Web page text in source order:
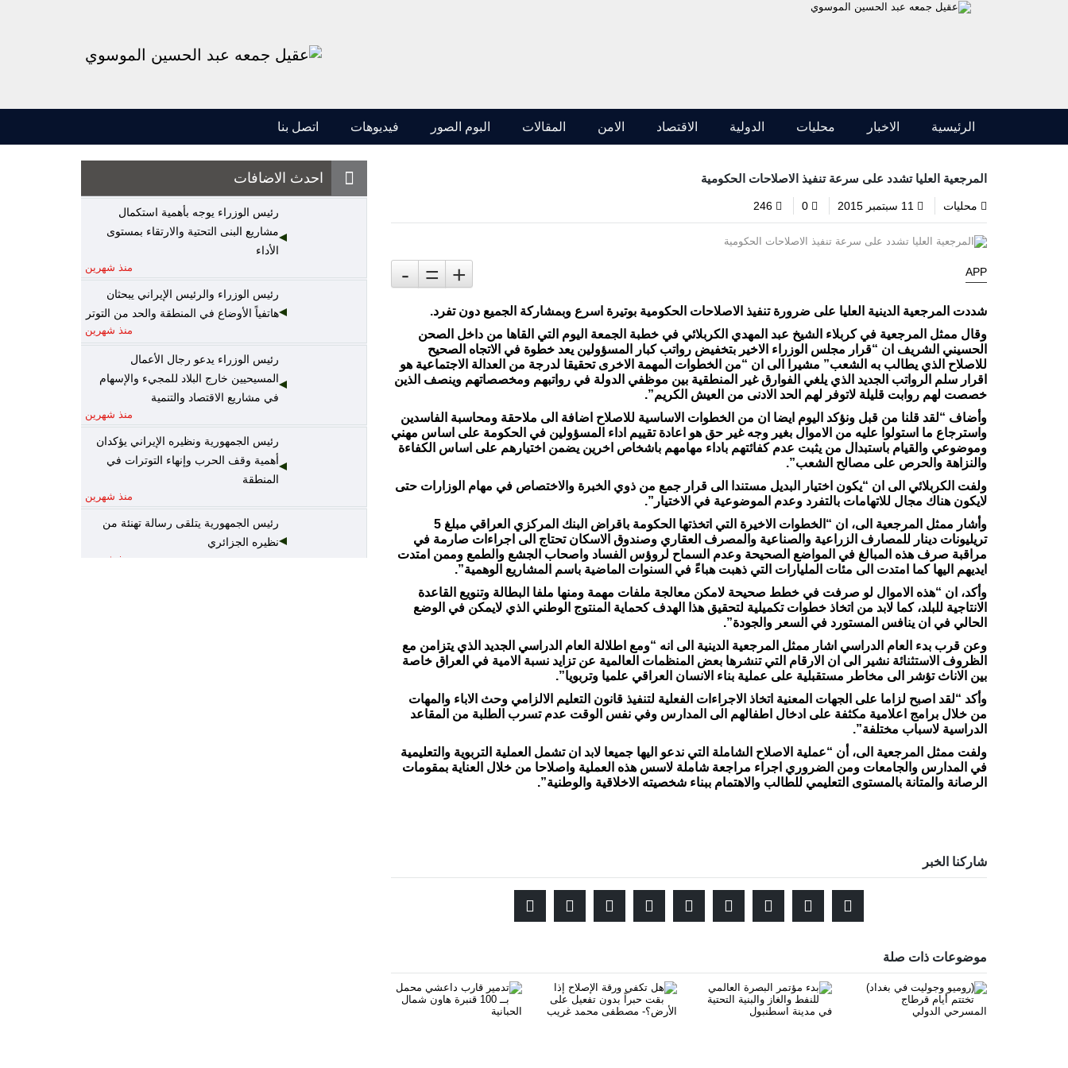
الرئيسية الاخبار محليات الدولية الاقتصاد الامن المقالات البوم الصور فيديوهات اتصل بنا
المرجعية العليا تشدد على سرعة تنفيذ الاصلاحات الحكومية
محليات
APP
+
=
-
شددت المرجعية الدينية العليا على ضرورة تنفيذ الاصلاحات الحكومية بوتيرة اسرع وبمشاركة الجميع دون تفرد.
وقال ممثل المرجعية في كربلاء الشيخ عبد المهدي الكربلائي في خطبة الجمعة اليوم التي القاها من داخل الصحن
الحسيني الشريف ان “قرار مجلس الوزراء الاخير بتخفيض رواتب كبار المسؤولين يعد خطوة في الاتجاه الصحيح
للاصلاح الذي يطالب به الشعب” مشيرا الى ان “من الخطوات المهمة الاخرى تحقيقا لدرجة من العدالة الاجتماعية هو
اقرار سلم الرواتب الجديد الذي يلغي الفوارق غير المنطقية بين موظفي الدولة في رواتبهم ومخصصاتهم وينصف الذين
خصصت لهم روابت قليلة لاتوفر لهم الحد الادنى من العيش الكريم”.
وأضاف “لقد قلنا من قبل ونؤكد اليوم ايضا ان من الخطوات الاساسية للاصلاح اضافة الى ملاحقة ومحاسبة الفاسدين
واسترجاع ما استولوا عليه من الاموال بغير وجه غير حق هو اعادة تقييم اداء المسؤولين في الحكومة على اساس مهني
وموضوعي والقيام باستبدال من يثبت عدم كفائتهم باداء مهامهم باشخاص اخرين يضمن اختيارهم على اساس الكفاءة
والنزاهة والحرص على مصالح الشعب”.
ولفت الكربلائي الى ان “يكون اختيار البديل مستندا الى قرار جمع من ذوي الخبرة والاختصاص في مهام الوزارات حتى
لايكون هناك مجال للاتهامات بالتفرد وعدم الموضوعية في الاختيار”.
وأشار ممثل المرجعية الى، ان “الخطوات الاخيرة التي اتخذتها الحكومة باقراض البنك المركزي العراقي مبلغ 5
تريليونات دينار للمصارف الزراعية والصناعية والمصرف العقاري وصندوق الاسكان تحتاج الى اجراءات صارمة في
مراقبة صرف هذه المبالغ في المواضع الصحيحة وعدم السماح لروؤس الفساد واصحاب الجشع والطمع وممن امتدت
ايديهم اليها كما امتدت الى مئات المليارات التي ذهبت هباءً في السنوات الماضية باسم المشاريع الوهمية”.
وأكد، ان “هذه الاموال لو صرفت في خطط صحيحة لامكن معالجة ملفات مهمة ومنها ملفا البطالة وتنويع القاعدة
الانتاجية للبلد، كما لابد من اتخاذ خطوات تكميلية لتحقيق هذا الهدف كحماية المنتوج الوطني الذي لايمكن في الوضع
الحالي في ان ينافس المستورد في السعر والجودة”.
وعن قرب بدء العام الدراسي اشار ممثل المرجعية الدينية الى انه “ومع اطلالة العام الدراسي الجديد الذي يتزامن مع
الظروف الاستثنائة نشير الى ان الارقام التي تنشرها بعض المنظمات العالمية عن تزايد نسبة الامية في العراق خاصة
بين الاناث تؤشر الى مخاطر مستقبلية على عملية بناء الانسان العراقي علميا وتربويا”.
وأكد “لقد اصبح لزاما على الجهات المعنية اتخاذ الاجراءات الفعلية لتنفيذ قانون التعليم الالزامي وحث الاباء والمهات
من خلال برامج اعلامية مكثفة على ادخال اطفالهم الى المدارس وفي نفس الوقت عدم تسرب الطلبة من المقاعد
الدراسية لاسباب مختلفة”.
ولفت ممثل المرجعية الى، أن “عملية الاصلاح الشاملة التي ندعو اليها جميعا لابد ان تشمل العملية التربوية والتعليمية
في المدارس والجامعات ومن الضروري اجراء مراجعة شاملة لاسس هذه العملية واصلاحا من خلال العناية بمقومات
الرصانة والمتانة بالمستوى التعليمي للطالب والاهتمام ببناء شخصيته الاخلاقية والوطنية”.
شاركنا الخبر
موضوعات ذات صلة
احدث الاضافات
رئيس الوزراء يوجه بأهمية استكمال
مشاريع البنى التحتية والارتقاء بمستوى
الأداء
منذ شهرين
رئيس الوزراء والرئيس الإيراني يبحثان
هاتفياً الأوضاع في المنطقة والحد من التوتر
منذ شهرين
رئيس الوزراء يدعو رجال الأعمال
المسيحيين خارج البلاد للمجيء والإسهام
في مشاريع الاقتصاد والتنمية
منذ شهرين
رئيس الجمهورية ونظيره الإيراني يؤكدان
أهمية وقف الحرب وإنهاء التوترات في
المنطقة
منذ شهرين
رئيس الجمهورية يتلقى رسالة تهنئة من
نظيره الجزائري
منذ شهرين